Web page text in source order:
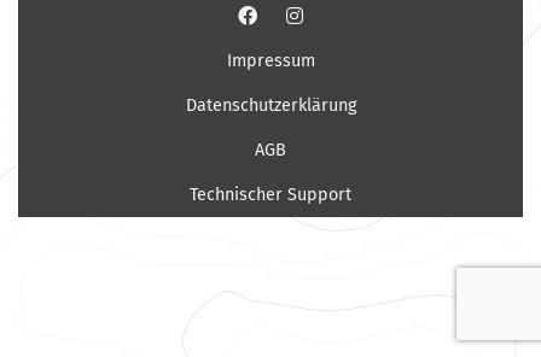
Impressum
Datenschutzerklärung
AGB
Technischer Support